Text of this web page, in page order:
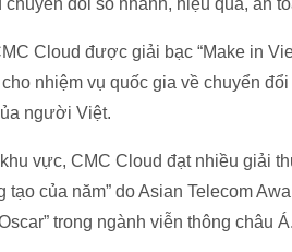
chuyển đổi số nhanh, hiệu quả, an
Cloud được giải bạc “Make in
nhiệm vụ quốc gia về chuyển
người Việt.
vực, CMC Cloud đạt nhiều giải
tạo của năm” do Asian Telecom
trong ngành viễn thông châu Á.